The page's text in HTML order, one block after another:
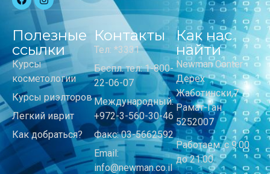
Полезные
ссылки
Курсы
косметологии
Курсы риэлторов
Легкий иврит
Как добраться?
Контакты
Тел: *3331
Беспл. тел: 1-800-
22-06-07
Международный:
+972-3-560-30-46
Факс: 03-5662592
Email:
info@newman.co.il
Как нас
найти
Newman Center
Дерех
Жаботински,7
Рамат-Ган
5252007
Работаем: с 9:00
до 21:00